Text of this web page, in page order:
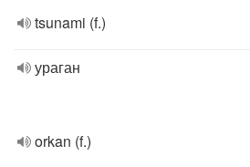
tsunami (f.)
ураган
orkan (f.)